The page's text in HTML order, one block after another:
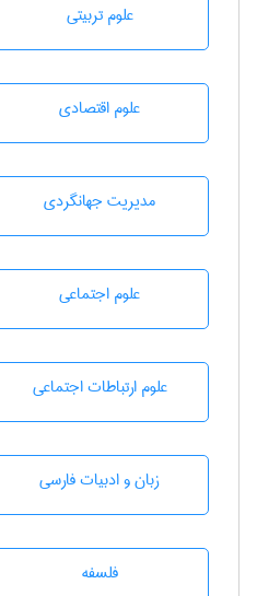
علوم تربيتی
علوم اقتصادی
مديريت جهانگردی
علوم اجتماعی
علوم ارتباطات اجتماعی
زبان و ادبيات فارسی
فلسفه